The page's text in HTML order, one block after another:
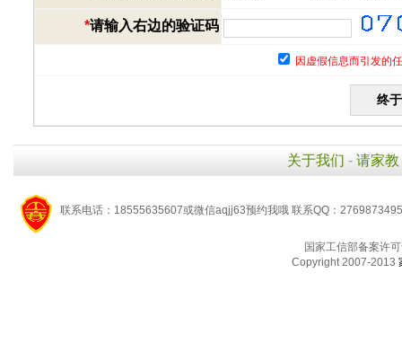
*请输入右边的验证码
因虚假信息而引发的
关于我们 - 请家教
联系电话：18555635607或微信aqjj63预约我哦 联系QQ：
国家工信部备案许
Copyright 2007-2013